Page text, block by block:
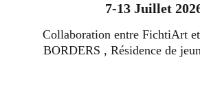
7-13 Juillet
Collaboration entre FichtiArt
BORDERS , Résidence de